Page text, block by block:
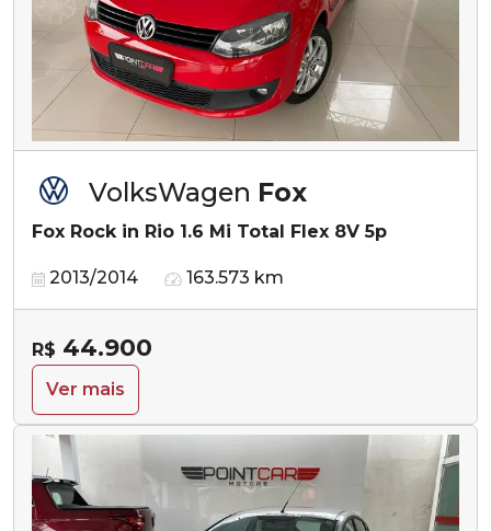
VolksWagen Fox
Fox Rock in Rio 1.6 Mi Total Flex 8V 5p
2013/2014 163.573 km
R$ 44.900
Ver mais